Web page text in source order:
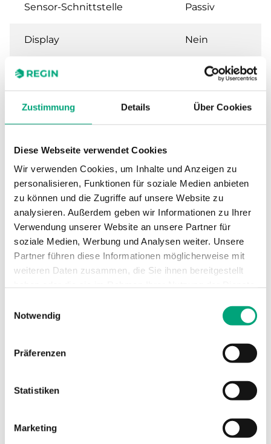
Zustimmung Details Über Cookies
Diese Webseite verwendet Cookies
Wir verwenden Cookies, um Inhalte und Anzeigen zu
personalisieren, Funktionen für soziale Medien anbieten
zu können und die Zugriffe auf unsere Website zu
analysieren. Außerdem geben wir Informationen zu Ihrer
Verwendung unserer Website an unsere Partner für
soziale Medien, Werbung und Analysen weiter. Unsere
Partner führen diese Informationen möglicherweise mit
weiteren Daten zusammen, die Sie ihnen bereitgestellt
Notwendig
Präferenzen
Statistiken
Marketing
Sensor-Schnittstelle Passiv
Display Nein
Eintauchlänge …135
Kabellänge 1.5 m
Messbereich, Temperatur -30…70 °C
Sensorelement NTC10-01
Nennwiderstand
Tauchfühler mit Kabel